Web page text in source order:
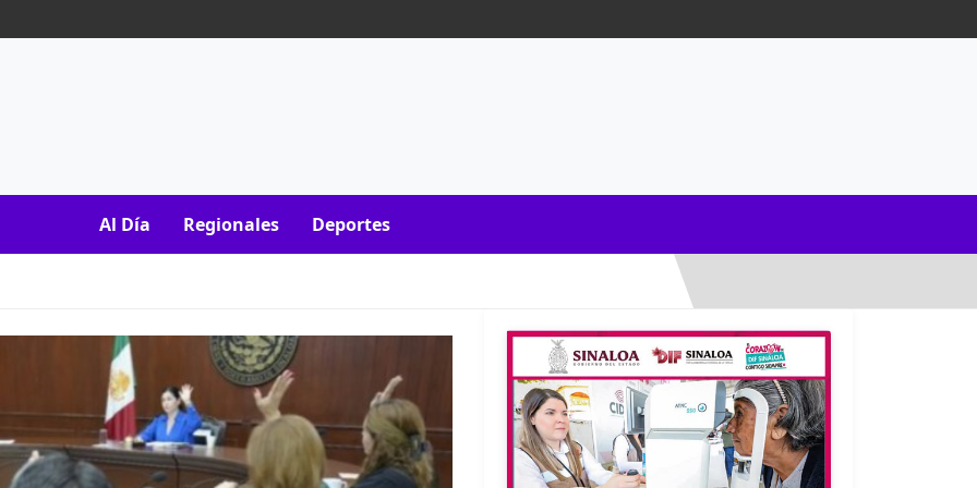
Al Día Regionales Deportes